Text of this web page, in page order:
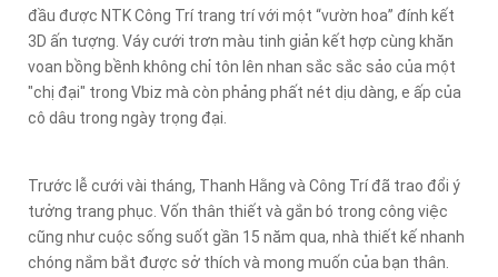
đầu được NTK Công Trí trang trí với một “vườn hoa” đính kết
3D ấn tượng. Váy cưới trơn màu tinh giản kết hợp cùng khăn
voan bồng bềnh không chỉ tôn lên nhan sắc sắc sảo của một
"chị đại" trong Vbiz mà còn phảng phất nét dịu dàng, e ấp của
cô dâu trong ngày trọng đại.
Trước lễ cưới vài tháng, Thanh Hằng và Công Trí đã trao đổi ý
tưởng trang phục. Vốn thân thiết và gắn bó trong công việc
cũng như cuộc sống suốt gần 15 năm qua, nhà thiết kế nhanh
chóng nắm bắt được sở thích và mong muốn của bạn thân.